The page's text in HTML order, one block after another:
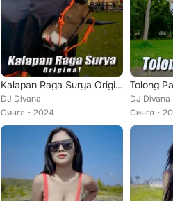
Kalapan Raga Surya Original
DJ Divana
Сингл
2024
Tolong
DJ Divana
Сингл